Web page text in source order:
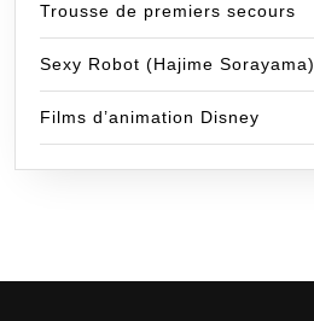
Trousse de premiers secours
Sexy Robot (Hajime Sorayama)
Films d’animation Disney